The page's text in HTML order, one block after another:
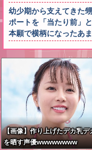
幼少期から支えてきた
ポートを「当たり前」
本願で横柄になったあ
【画像】作り上げたデカ乳デ
を晒す声優wwwwwwww